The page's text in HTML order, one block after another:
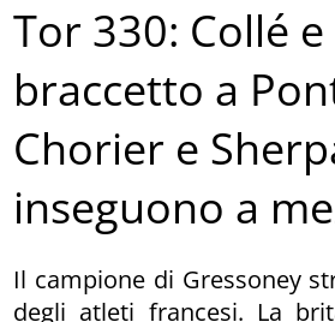
Tor 330: Collé
braccetto a
Chorier e
inseguono a
Il campione di Gressoney
degli atleti francesi. La